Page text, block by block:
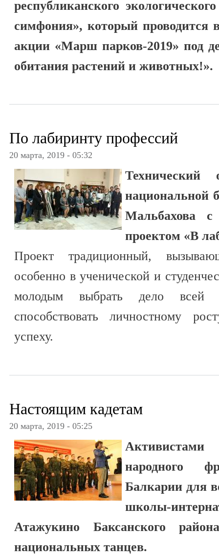
республиканского
симфония», который проводится
акции «Марш парков-2019» под
обитания растений и животных!».
По лабиринту профессий
20 марта, 2019 - 05:32
Технический
национальной
Мальбахова
проектом «В
Проект традиционный,
особенно в ученической и
молодым выбрать дело всей
способствовать личностному
успеху.
Настоящим кадетам
20 марта, 2019 - 05:25
народного
Балкарии для
школы-
Атажукино Баксанского
национальных танцев.